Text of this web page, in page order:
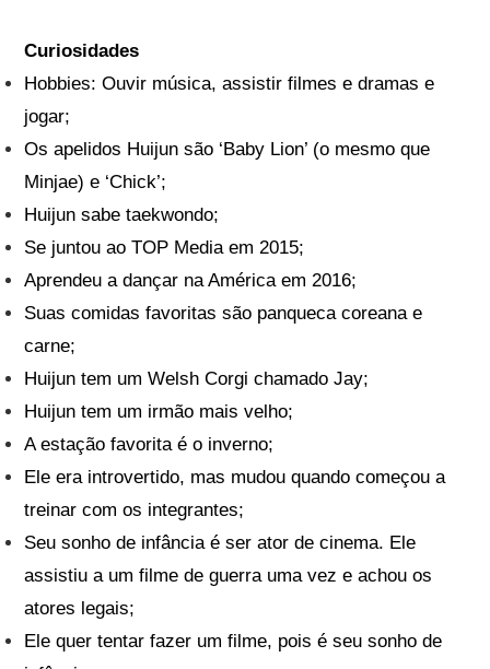
Curiosidades
Hobbies: Ouvir música, assistir filmes e dramas e
jogar;
Os apelidos Huijun são ‘Baby Lion’ (o mesmo que
Minjae) e ‘Chick’;
Huijun sabe taekwondo;
Se juntou ao TOP Media em 2015;
Aprendeu a dançar na América em 2016;
Suas comidas favoritas são panqueca coreana e
carne;
Huijun tem um Welsh Corgi chamado Jay;
Huijun tem um irmão mais velho;
A estação favorita é o inverno;
Ele era introvertido, mas mudou quando começou a
treinar com os integrantes;
Seu sonho de infância é ser ator de cinema. Ele
assistiu a um filme de guerra uma vez e achou os
atores legais;
Ele quer tentar fazer um filme, pois é seu sonho de